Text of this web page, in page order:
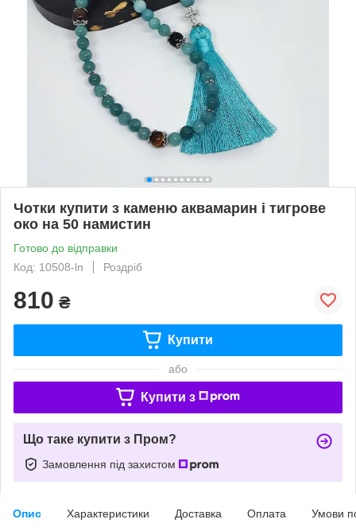
Чотки купити з каменю аквамарин і тигрове
око на 50 намистин
Готово до відправки
Код: 10508-ln
Роздріб
810 ₴
Купити
або
Купити з
Що таке купити з Пром?
Замовлення під захистом
Опис Характеристики Доставка Оплата Умови